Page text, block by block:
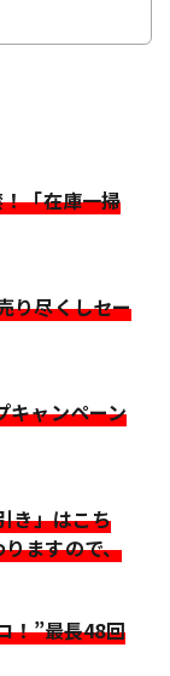
「在庫一掃
り尽くしセー
キャンペーン
き」はこち
ますので、
！”最長48回